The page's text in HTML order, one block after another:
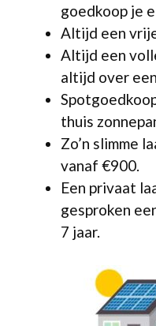
goedkoop je
Altijd een
Altijd een
altijd over
thuis
Zo’n slimme
vanaf €900.
Een privaat
gesproken
7 jaar.